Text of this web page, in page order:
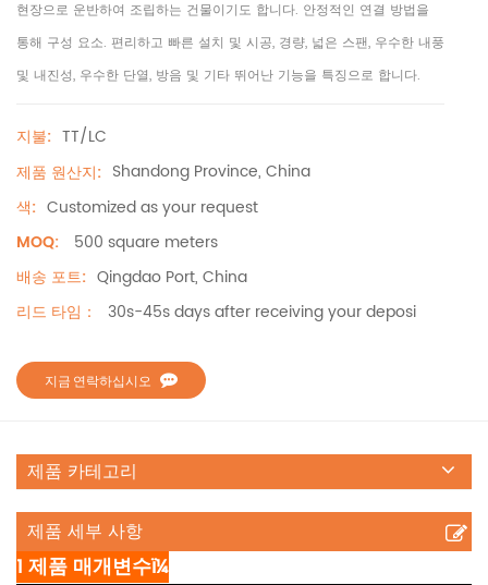
현장으로 운반하여 조립하는 건물이기도 합니다. 안정적인 연결 방법을
통해 구성 요소. 편리하고 빠른 설치 및 시공, 경량, 넓은 스팬, 우수한 내풍
및 내진성, 우수한 단열, 방음 및 기타 뛰어난 기능을 특징으로 합니다.
지불: TT/LC
제품 원산지: Shandong Province, China
색: Customized as your request
MOQ:
500 square meters
배송 포트: Qingdao Port, China
리드 타임：
30s-45s days after receiving your deposi
지금 연락하십시오
제품 카테고리
제품 세부 사항
1 제품 매개변수ï¼